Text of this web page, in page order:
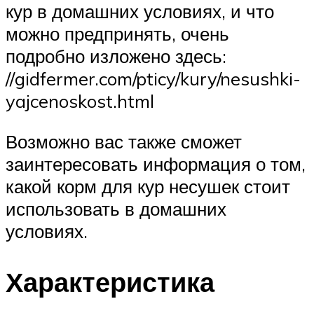
кур в домашних условиях, и что
можно предпринять, очень
подробно изложено здесь:
//gidfermer.com/pticy/kury/nesushki-
yajcenoskost.html
Возможно вас также сможет
заинтересовать информация о том,
какой корм для кур несушек стоит
использовать в домашних
условиях.
Характеристика